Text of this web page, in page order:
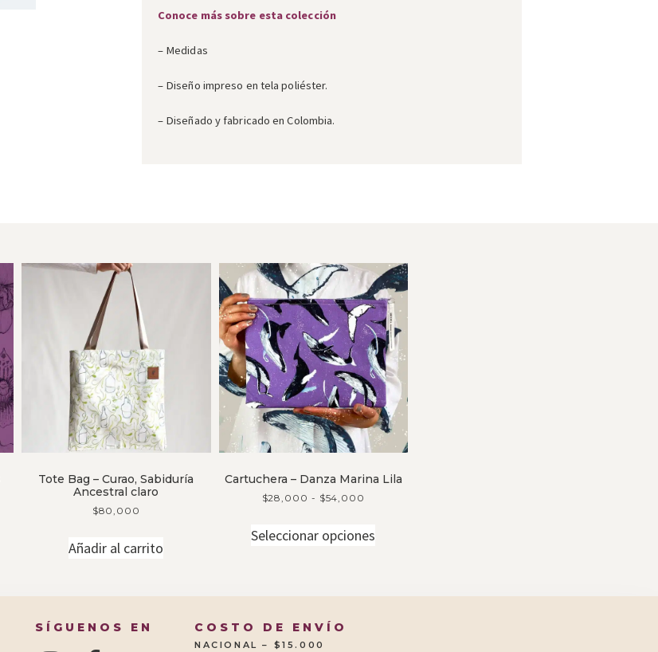
Conoce más sobre esta colección
– Medidas
– Diseño impreso en tela poliéster.
– Diseñado y fabricado en Colombia.
Tote Bag – Curao, Sabiduría
Ancestral claro
$80,000
Añadir al carrito
Cartuchera – Danza Marina Lila
$28,000 - $54,000
Seleccionar opciones
SÍGUENOS EN COSTO DE ENVÍO
NACIONAL – $15.000